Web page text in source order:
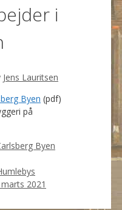
i
Jens Lauritsen
Byen (pdf)
på
Byen
2021